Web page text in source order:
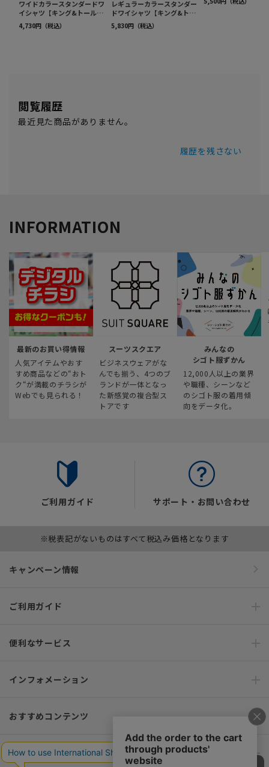
閲覧履歴
最近見た商品がありません。
履歴を残さない
INFORMATION
最新のお買い得情報
人気アイテムやおす
すめ商品などの“おト
ク“が満載のチラシが
Webでも見られる！
スーツスクエア
ビジネスウェアがな
んでも揃う、4つのブ
ランドが一体となっ
た新感覚の複合型ス
トアです
みんなの
シゴト服ずかん
12,000人以上の業界
や職種、シーンなど
のシゴト服の着用傾
向をデータ化。
ご利用ガイド サポート・お問い合わせ
※税表記がないものはすべて税込み価格となります
キャンペーン情報
ご利用ガイド
便利なサービス
インフォメーション
おすすめコンテンツ
ポリシー・企業情報